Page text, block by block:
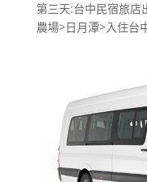
第三天:台中民宿旅店
農場>日月潭>入住台